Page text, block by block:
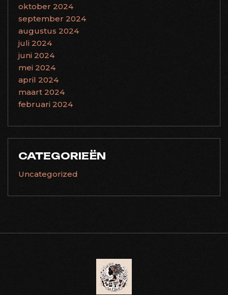
oktober 2024
september 2024
augustus 2024
juli 2024
juni 2024
mei 2024
april 2024
maart 2024
februari 2024
CATEGORIEËN
Uncategorized